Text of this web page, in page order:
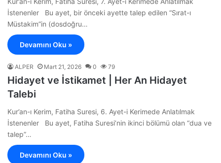
İstenenler Bu ayet, bir önceki ayette talep edilen “Sırat-ı
Müstakim”in (dosdoğru…
Devamını Oku »
ALPER Mart 21, 2026 0 79
Hidayet ve İstikamet | Her An Hidayet
Talebi
Kur’an-ı Kerim, Fatiha Suresi, 6. Ayet-i Kerimede Anlatılmak
İstenenler Bu ayet, Fatiha Suresi’nin ikinci bölümü olan “dua ve
talep”…
Devamını Oku »